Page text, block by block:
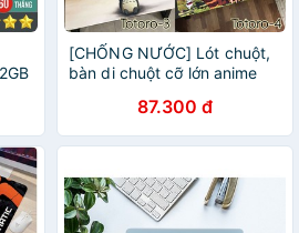
[CHỐNG NƯỚC] Lót chuột,
bàn di chuột cỡ lớn anime
87.300 đ